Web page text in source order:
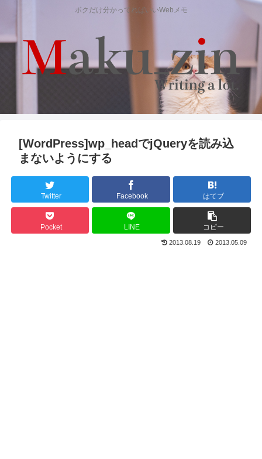
ボクだけ分かってればいいWebメモ
[WordPress]wp_headでjQueryを読み込
まないようにする
Twitter Facebook はてブ
Pocket LINE コピー
2013.08.19 2013.05.09